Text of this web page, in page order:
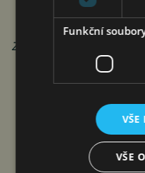
Zdroj: Beneš Consulting
Funkční
VŠE
VŠE